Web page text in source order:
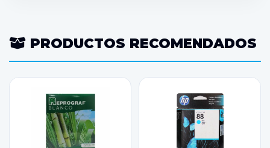
PRODUCTOS RECOMENDADOS